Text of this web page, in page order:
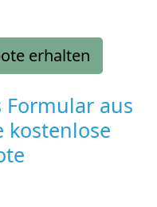
erhalten
Formular aus
kostenlose